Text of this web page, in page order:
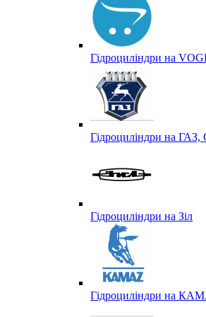
Гідроциліндри на
Гідроциліндри на
Гідроциліндри на Зіл
Гідроциліндри на